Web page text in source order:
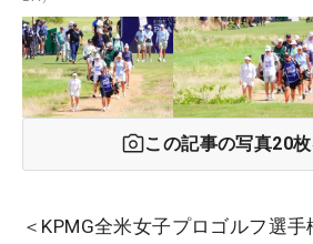
この記事の写真20
＜KPMG全米女子プロゴルフ選